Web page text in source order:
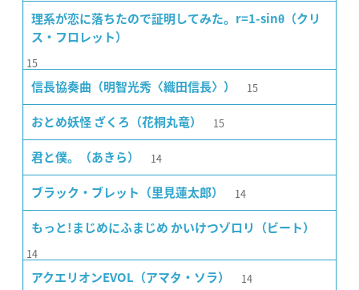
理系が恋に落ちたので証明してみた。r=1-sinθ（クリ
ス・フロレット）
15
信長協奏曲（明智光秀〈織田信長〉） 15
おとめ妖怪 ざくろ（花桐丸竜） 15
君と僕。（あきら） 14
ブラック・ブレット（里見蓮太郎） 14
もっと!まじめにふまじめ かいけつゾロリ（ビート）
14
アクエリオンEVOL（アマタ・ソラ） 14